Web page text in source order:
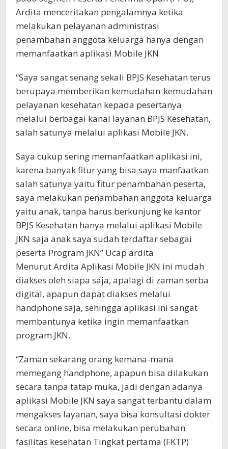
Ardita menceritakan pengalamnya ketika
melakukan pelayanan administrasi
penambahan anggota keluarga hanya dengan
memanfaatkan aplikasi Mobile JKN.
“Saya sangat senang sekali BPJS Kesehatan terus
berupaya memberikan kemudahan-kemudahan
pelayanan kesehatan kepada pesertanya
melalui berbagai kanal layanan BPJS Kesehatan,
salah satunya melalui aplikasi Mobile JKN.
Saya cukup sering memanfaatkan aplikasi ini,
karena banyak fitur yang bisa saya manfaatkan
salah satunya yaitu fitur penambahan peserta,
saya melakukan penambahan anggota keluarga
yaitu anak, tanpa harus berkunjung ke kantor
BPJS Kesehatan hanya melalui aplikasi Mobile
JKN saja anak saya sudah terdaftar sebagai
peserta Program JKN” Ucap ardita
Menurut Ardita Aplikasi Mobile JKN ini mudah
diakses oleh siapa saja, apalagi di zaman serba
digital, apapun dapat diakses melalui
handphone saja, sehingga aplikasi ini sangat
membantunya ketika ingin memanfaatkan
program JKN.
“Zaman sekarang orang kemana-mana
memegang handphone, apapun bisa dilakukan
secara tanpa tatap muka, jadi dengan adanya
aplikasi Mobile JKN saya sangat terbantu dalam
mengakses layanan, saya bisa konsultasi dokter
secara online, bisa melakukan perubahan
fasilitas kesehatan Tingkat pertama (FKTP)